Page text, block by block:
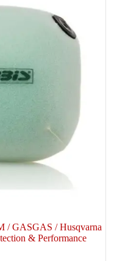
/ GASGAS / Husqvarna
& Performance